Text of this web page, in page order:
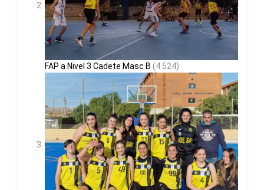
FAP a Nivel 3 Cadete Masc B (4.524)